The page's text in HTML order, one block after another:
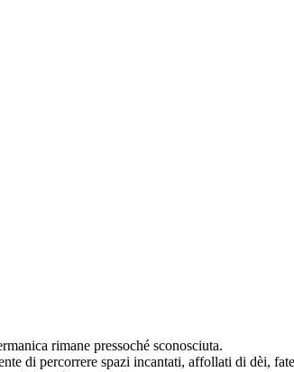
rimane pressoché sconosciuta.
di percorrere spazi incantati, affollati di dèi,